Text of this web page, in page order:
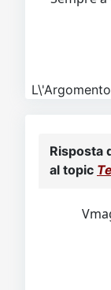
Risposta
al topic